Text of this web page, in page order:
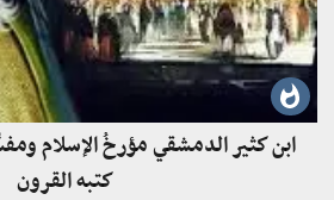
ابن كثير الدمشقي مؤرخُ الإسلام
كتبه القرون